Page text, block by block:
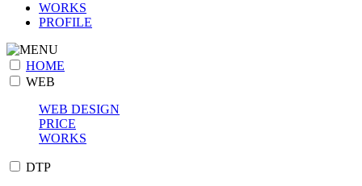
WORKS
PROFILE
HOME
WEB
WEB DESIGN
PRICE
WORKS
DTP